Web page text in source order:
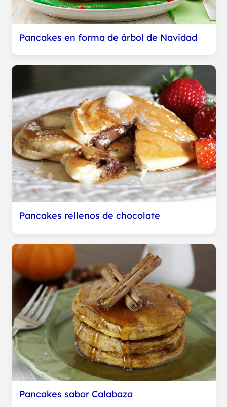
Pancakes en forma de árbol de Navidad
Pancakes rellenos de chocolate
Pancakes sabor Calabaza